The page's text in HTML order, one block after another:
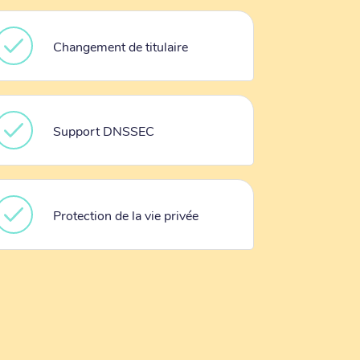
Changement de titulaire
Support DNSSEC
Protection de la vie privée